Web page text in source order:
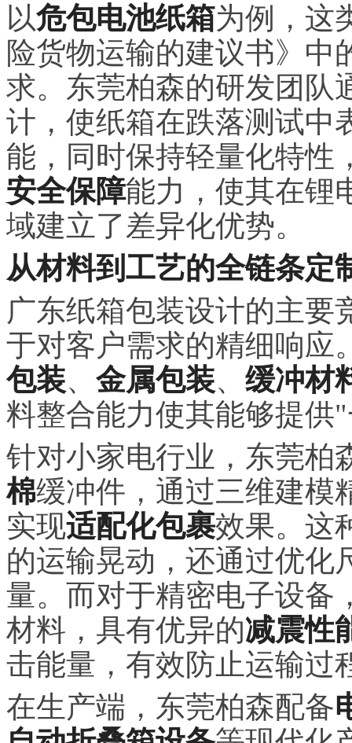
以危包电池纸箱为例，这
险货物运输的建议书》中
求。东莞柏森的研发团队
计，使纸箱在跌落测试中
能，同时保持轻量化特性
安全保障能力，使其在锂
域建立了差异化优势。
从材料到工艺的全链条定
广东纸箱包装设计的主要
于对客户需求的精细响应
包装、 金属包装、 缓冲材
料整合能力使其能够提供
针对小家电行业，东莞柏
棉缓冲件，通过三维建模
实现适配化包裹效果。这
的运输晃动，还通过优化
量。而对于精密电子设备
材料，具有优异的减震性
击能量，有效防止运输过
在生产端，东莞柏森配备